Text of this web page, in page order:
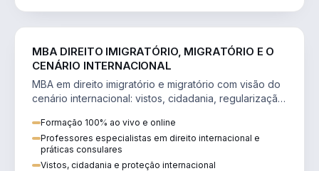
MBA DIREITO IMIGRATÓRIO, MIGRATÓRIO E O
CENÁRIO INTERNACIONAL
MBA em direito imigratório e migratório com visão do
cenário internacional: vistos, cidadania, regularização
Formação 100% ao vivo e online
Professores especialistas em direito internacional e
práticas consulares
Vistos, cidadania e proteção internacional